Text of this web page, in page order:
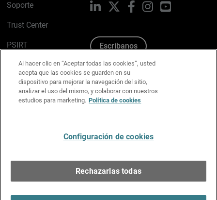
Soporte
Trust Center
PSIRT
Política de cookies
Política de privacidad
Kit de medios y marca
LinkedIn FacebookInstagram
Escríbanos
Al hacer clic en “Aceptar todas las cookies”, usted
acepta que las cookies se guarden en su
dispositivo para mejorar la navegación del sitio,
analizar el uso del mismo, y colaborar con nuestros
estudios para marketing. Política de cookies
Configuración de cookies
Rechazarlas todas